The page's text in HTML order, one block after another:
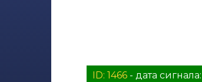
ID: 1466 - дата сигнала: